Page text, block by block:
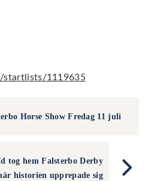
startlists/1119635
Horse Show Fredag 11 juli
tog hem Falsterbo Derby
historien upprepade sig